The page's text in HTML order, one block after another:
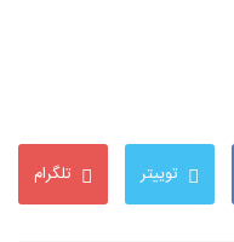
توییتر تلگرام